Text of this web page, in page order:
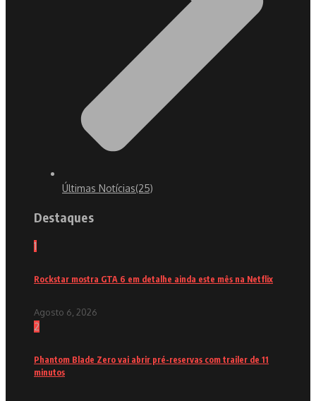
Últimas Notícias(25)
Destaques
1
Rockstar mostra GTA 6 em detalhe ainda este mês na Netflix
Agosto 6, 2026
2
Phantom Blade Zero vai abrir pré-reservas com trailer de 11
minutos